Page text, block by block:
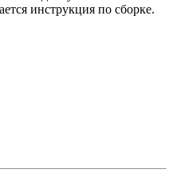
инструкция по сборке.